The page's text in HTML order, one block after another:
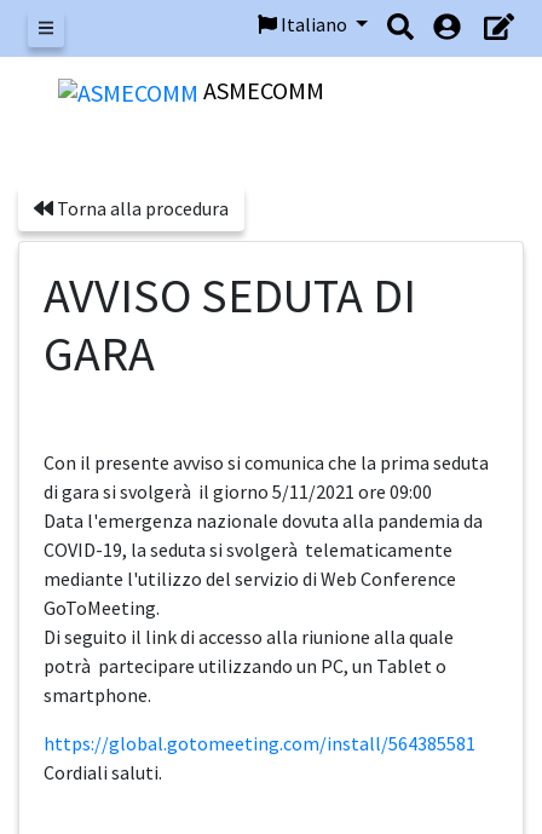
Menu
Italiano
ASMECOMM
Torna alla procedura
AVVISO SEDUTA DI
GARA
Con il presente avviso si comunica che la prima seduta
di gara si svolgerà il giorno 5/11/2021 ore 09:00
Data l'emergenza nazionale dovuta alla pandemia da
COVID-19, la seduta si svolgerà telematicamente
mediante l'utilizzo del servizio di Web Conference
GoToMeeting.
Di seguito il link di accesso alla riunione alla quale
potrà partecipare utilizzando un PC, un Tablet o
smartphone.
https://global.gotomeeting.com/install/564385581
Cordiali saluti.